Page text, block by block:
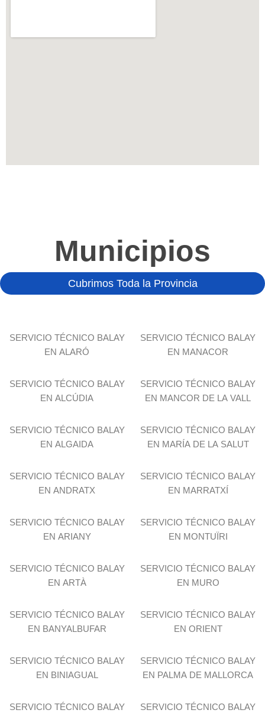
Municipios
Cubrimos Toda la Provincia
SERVICIO TÉCNICO BALAY
EN ALARÓ
SERVICIO TÉCNICO BALAY
EN ALCÚDIA
SERVICIO TÉCNICO BALAY
EN ALGAIDA
SERVICIO TÉCNICO BALAY
EN ANDRATX
SERVICIO TÉCNICO BALAY
EN ARIANY
SERVICIO TÉCNICO BALAY
EN ARTÀ
SERVICIO TÉCNICO BALAY
EN BANYALBUFAR
SERVICIO TÉCNICO BALAY
EN BINIAGUAL
SERVICIO TÉCNICO BALAY
SERVICIO TÉCNICO BALAY
EN MANACOR
SERVICIO TÉCNICO BALAY
EN MANCOR DE LA VALL
SERVICIO TÉCNICO BALAY
EN MARÍA DE LA SALUT
SERVICIO TÉCNICO BALAY
EN MARRATXÍ
SERVICIO TÉCNICO BALAY
EN MONTUÏRI
SERVICIO TÉCNICO BALAY
EN MURO
SERVICIO TÉCNICO BALAY
EN ORIENT
SERVICIO TÉCNICO BALAY
EN PALMA DE MALLORCA
SERVICIO TÉCNICO BALAY